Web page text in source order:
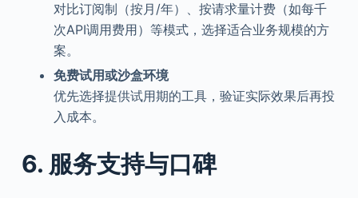
对比订阅制（按月/年）、按请求量计费（如每千
次API调用费用）等模式，选择适合业务规模的方
案。
免费试用或沙盒环境
优先选择提供试用期的工具，验证实际效果后再投
入成本。
6. 服务支持与口碑